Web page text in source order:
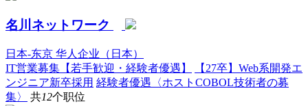
名川ネットワーク
日本-东京 华人企业（日本）
IT営業募集【若手歓迎・経験者優遇】
【27卒】Web系開発エ
ンジニア新卒採用 経験者優遇〈ホストCOBOL技術者の募
集〉
共12个职位